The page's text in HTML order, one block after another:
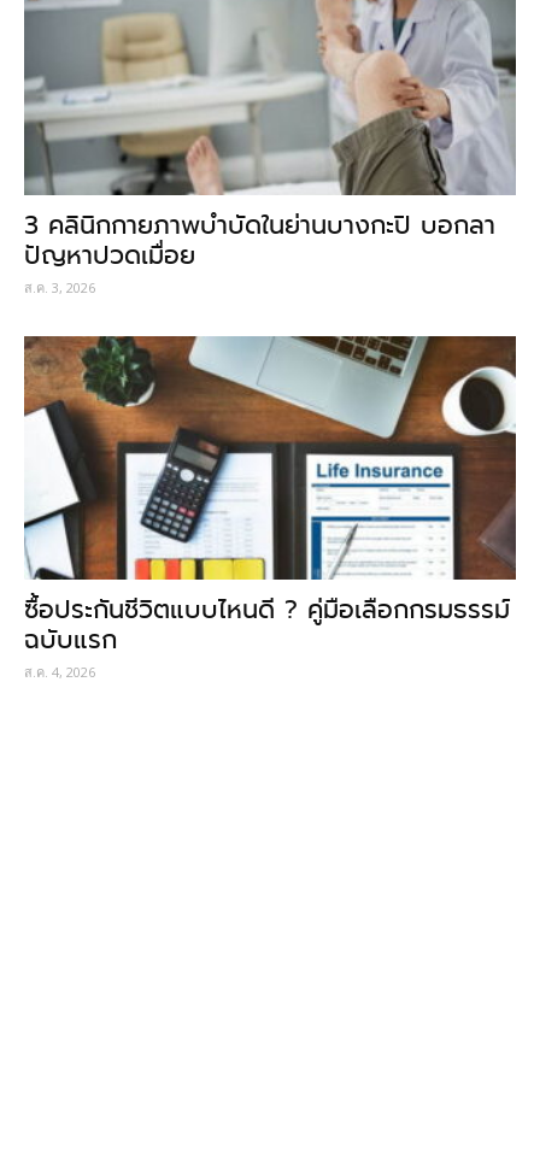
3 คลินิกกายภาพบำบัดในย่านบางกะปิ บอกลา
ปัญหาปวดเมื่อย
ส.ค. 3, 2026
ซื้อประกันชีวิตแบบไหนดี ? คู่มือเลือกกรมธรรม์
ฉบับแรก
ส.ค. 4, 2026